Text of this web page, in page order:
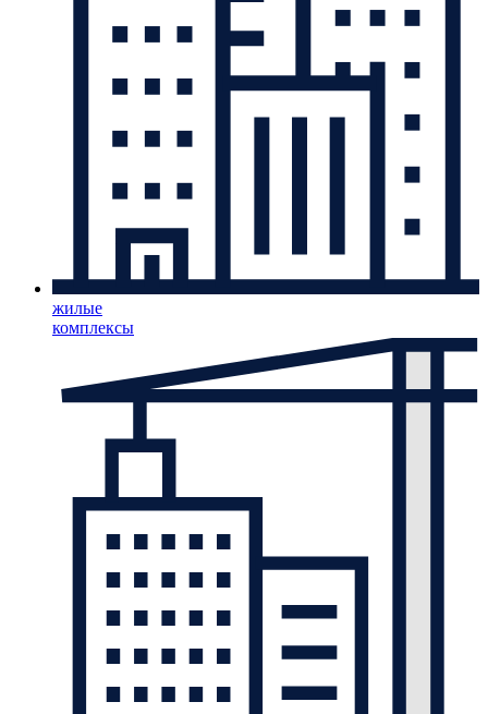
жилые
комплексы